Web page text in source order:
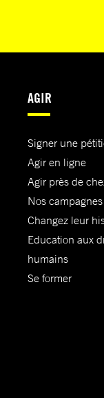
AGIR
Signer une
Agir en ligne
Agir près de
Nos campagnes
Changez leur
Education aux
humains
Se former